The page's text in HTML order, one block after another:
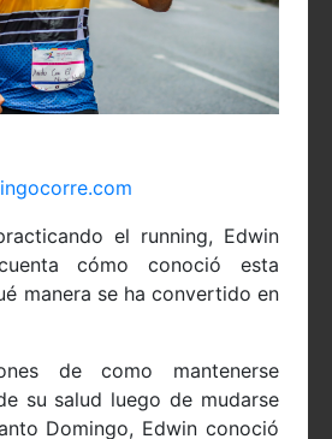
el running, Edwin
cómo conoció esta
manera se ha convertido en
de como mantenerse
su salud luego de mudarse
Domingo, Edwin conoció